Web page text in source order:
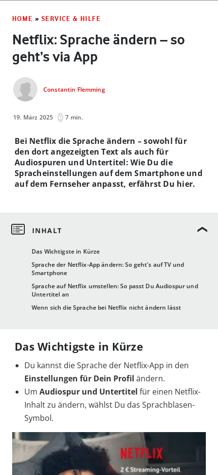
HOME » SERVICE & HILFE
Netflix: Sprache ändern – so
geht’s via App
Constantin Flemming
19. März 2025 7 min.
Das Wichtigste in Kürze
Sprache der Netflix-App ändern: So geht's auf TV und
Smartphone
Sprache auf Netflix umstellen: So passt Du Audiospur und
Untertitel an
Wenn sich die Sprache bei Netflix nicht ändern lässt
Bei Netflix die Sprache ändern – sowohl für
den dort angezeigten Text als auch für
Audiospuren und Untertitel: Wie Du die
Spracheinstellungen auf dem Smartphone und
auf dem Fernseher anpasst, erfährst Du hier.
Das Wichtigste in Kürze
Du kannst die Sprache der Netflix-App in den
Einstellungen für Dein Profil ändern.
Um Audiospur und Untertitel für einen Netflix-
Inhalt zu ändern, wählst Du das Sprachblasen-
Symbol.